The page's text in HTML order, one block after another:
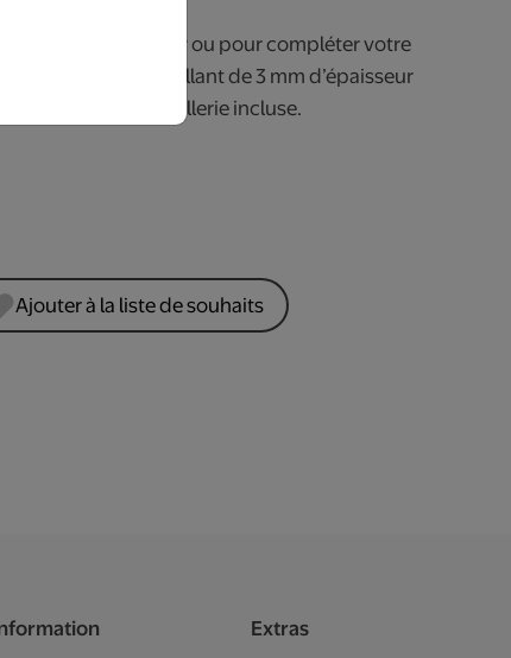
à coucher, le séjour ou pour compléter votre
en acrylique brillant de 3 mm d’épaisseur
mur avec la quincaillerie incluse.
Ajouter à la liste de souhaits
Extras